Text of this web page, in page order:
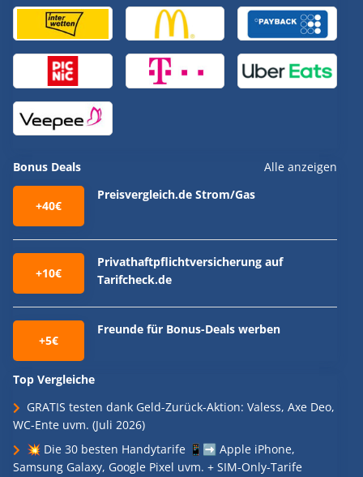
Bonus Deals Alle anzeigen
+40€
Preisvergleich.de Strom/Gas
+10€
Privathaftpflichtversicherung auf
Tarifcheck.de
+5€
Freunde für Bonus-Deals werben
Top Vergleiche
GRATIS testen dank Geld-Zurück-Aktion: Valess, Axe Deo,
WC-Ente uvm. (Juli 2026)
💥 Die 30 besten Handytarife 📱➡️ Apple iPhone,
Samsung Galaxy, Google Pixel uvm. + SIM-Only-Tarife